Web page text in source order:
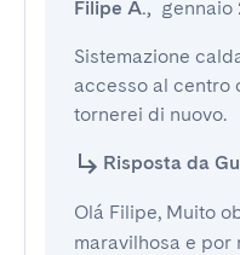
Filipe A., gennaio
Sistemazione
accesso al centro
tornerei di nuovo.
Risposta da
Olá Filipe, Muito
maravilhosa e por